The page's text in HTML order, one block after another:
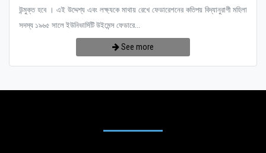
উন্মুক্ত হবে । এই উদ্দেশ্য এবং লক্ষ্যকে মাথায় রেখে ফেডারেশনের কতিপয় বিদ্যানুরাগী মহিলা
সদস্য ১৯৬৫ সালে ইউনিভার্সিটি উইমেন্স ফেডারে...
See more